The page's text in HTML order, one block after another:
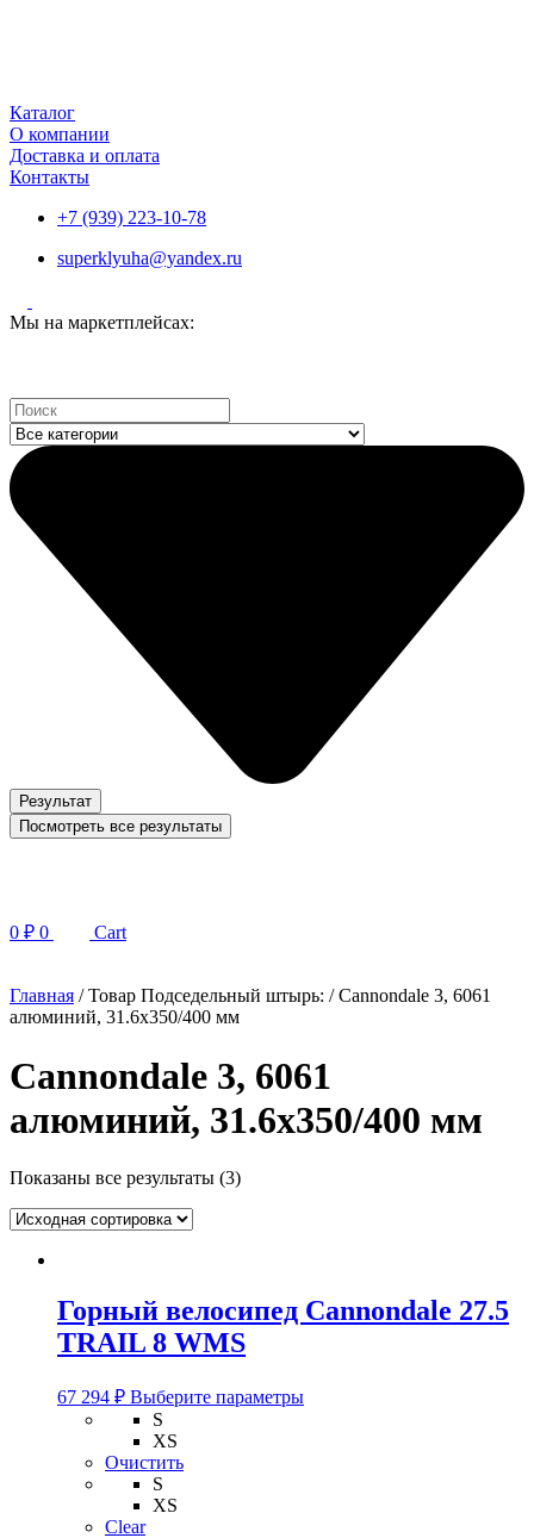
Каталог
О компании
Доставка и оплата
Контакты
+7 (939) 223-10-78
superklyuha@yandex.ru
Мы на маркетплейсах:
Search
...
Результат
Посмотреть все результаты
0 ₽ 0 Cart
Главная / Товар Подседельный штырь: / Cannondale 3, 6061
алюминий, 31.6х350/400 мм
Cannondale 3, 6061
алюминий, 31.6х350/400 мм
Показаны все результаты (3)
Горный велосипед Cannondale 27.5
TRAIL 8 WMS
67 294 ₽ Выберите параметрыЭтот
S
XS
Очистить
S
XS
Clear